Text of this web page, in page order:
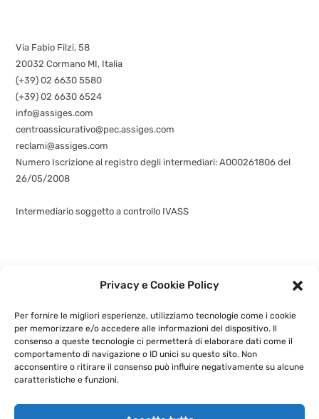
Privacy e Cookie Policy
Per fornire le migliori esperienze, utilizziamo tecnologie come i cookie
per memorizzare e/o accedere alle informazioni del dispositivo. Il
consenso a queste tecnologie ci permetterà di elaborare dati come il
comportamento di navigazione o ID unici su questo sito. Non
acconsentire o ritirare il consenso può influire negativamente su alcune
caratteristiche e funzioni.
Via Fabio Filzi, 58
20032 Cormano MI, Italia
(+39) 02 6630 5580
(+39) 02 6630 6524
info@assiges.com
centroassicurativo@pec.assiges.com
reclami@assiges.com
Numero Iscrizione al registro degli intermediari: A000261806 del
26/05/2008
Intermediario soggetto a controllo IVASS
Cookie Policy|
Powered by
G.S.V. Digital Solution